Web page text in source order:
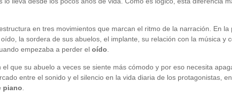
en tres movimientos que marcan el ritmo de la narración. En
la sordera de sus abuelos, el implante, su relación con la música y
empezaba a perder el oído
el que su abuelo a veces se siente más cómodo y por eso necesita
entre el sonido y el silencio en la vida diaria de los protagonistas,
piano